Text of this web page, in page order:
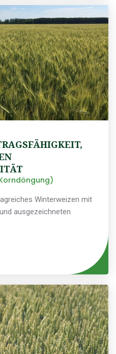
mittlere Wuchshöhe aus.
Winterweizen mit
ausgezeichneten